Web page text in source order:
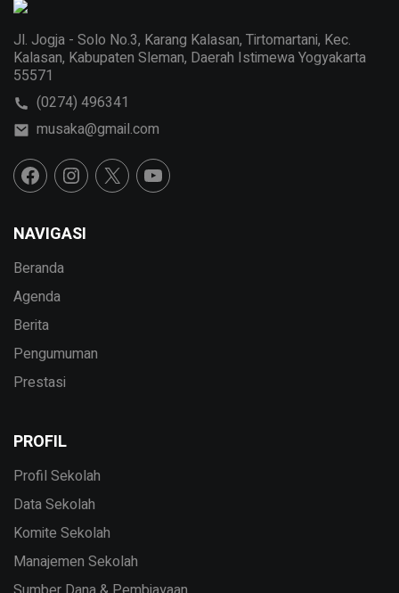
Jl. Jogja - Solo No.3, Karang Kalasan, Tirtomartani, Kec.
Kalasan, Kabupaten Sleman, Daerah Istimewa Yogyakarta
55571
(0274) 496341
musaka@gmail.com
NAVIGASI
Beranda
Agenda
Berita
Pengumuman
Prestasi
PROFIL
Profil Sekolah
Data Sekolah
Komite Sekolah
Manajemen Sekolah